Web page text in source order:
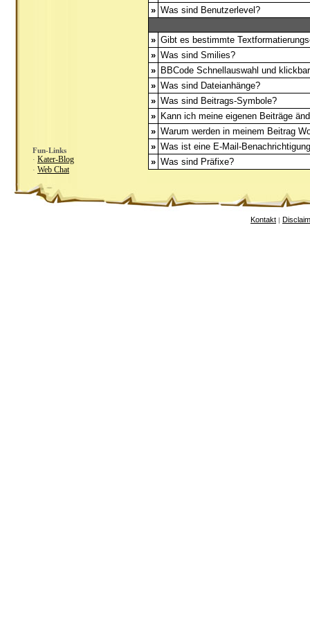
Fun-Links
· Kater-Blog
· Web Chat
» Was sind Benutzerlevel?
» Gibt es bestimmte
» Was sind Smilies?
» BBCode Schnellauswahl und
» Was sind Dateianhänge?
» Was sind Beitrags-Symbole?
» Kann ich meine eigenen Beiträge
» Warum werden in meinem Beitrag
» Was ist eine E-Mail-
» Was sind Präfixe?
Kontakt |